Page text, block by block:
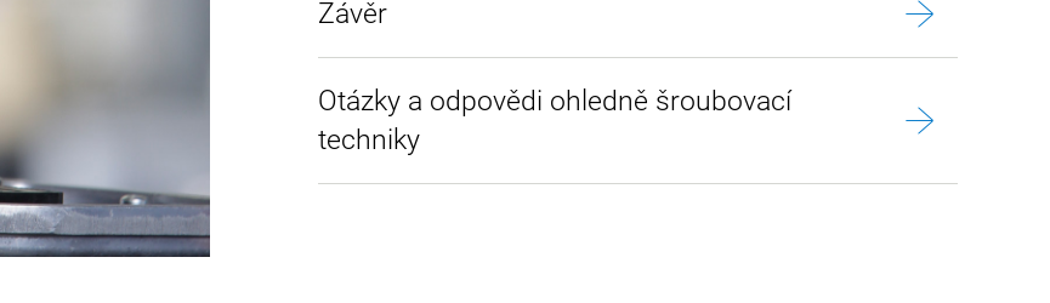
Závěr
Otázky a odpovědi ohledně šroubovací
techniky